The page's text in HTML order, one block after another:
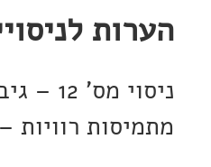
הערות
ניסוי
מתמיסות רוויות